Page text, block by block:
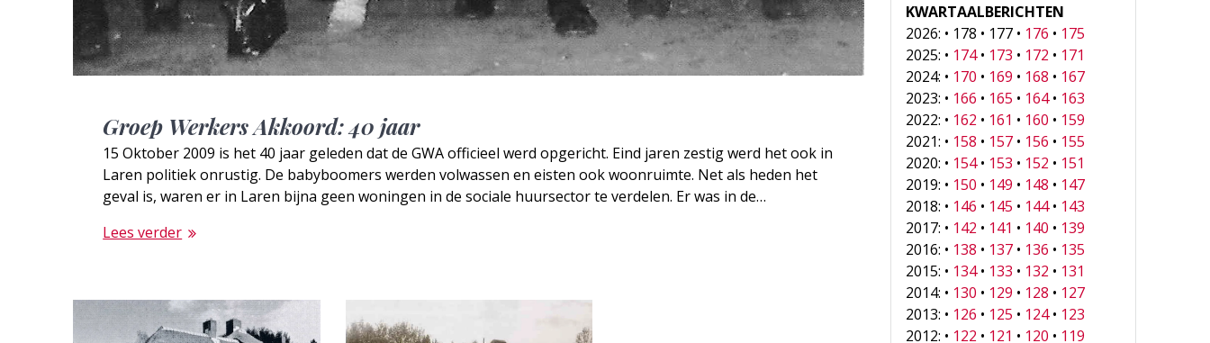
Groep Werkers Akkoord: 40 jaar
15 Oktober 2009 is het 40 jaar geleden dat de GWA officieel werd opgericht. Eind jaren zestig werd het ook in
Laren politiek onrustig. De babyboomers werden volwassen en eisten ook woonruimte. Net als heden het
geval is, waren er in Laren bijna geen woningen in de sociale huursector te verdelen. Er was in de…
Lees verder
KWARTAALBERICHTEN
2026: • 178 • 177 • 176 • 175
2025: • 174• 173 • 172 • 171
2024: • 170 • 169 • 168 • 167
2023: • 166 • 165 • 164• 163
2022: • 162 • 161 • 160 • 159
2021: • 158 • 157 • 156 • 155
2020: • 154• 153 • 152 • 151
2019: • 150 • 149 • 148 • 147
2018: • 146 • 145 • 144• 143
2017: • 142 • 141 • 140 • 139
2016: • 138 • 137 • 136 • 135
2015: • 134• 133 • 132 • 131
2014: • 130 • 129 • 128 • 127
2013: • 126 • 125 • 124• 123
2012: • 122 • 121 • 120 • 119